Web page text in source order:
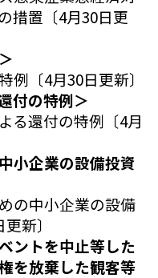
措置〔4月30日更
例〔4月30日更新〕
付の特例＞
る還付の特例〔4月
小企業の設備投資
の中小企業の設備
新〕
ントを中止等した
を放棄した観客等